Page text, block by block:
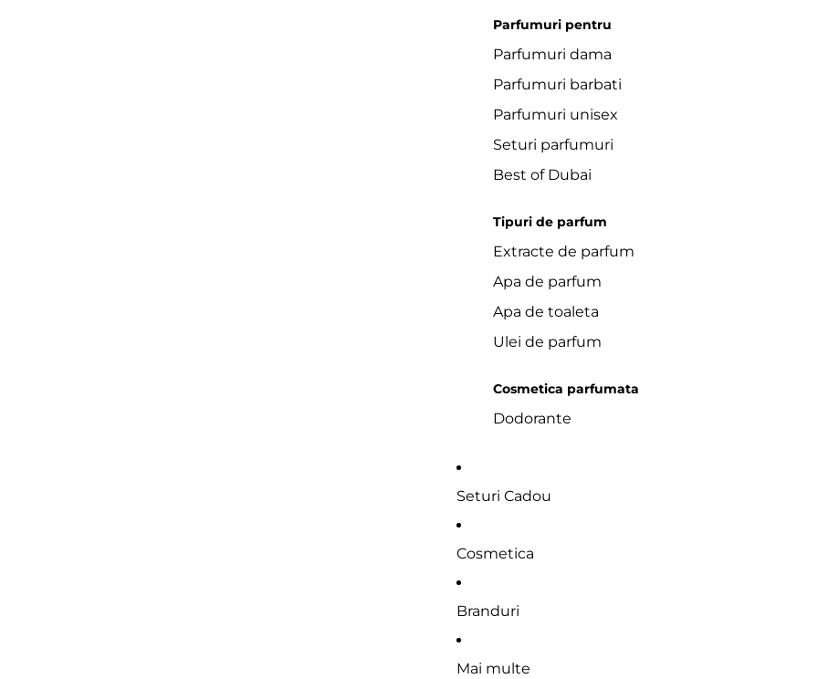
Parfumuri pentru
Parfumuri dama
Parfumuri barbati
Parfumuri unisex
Seturi parfumuri
Best of Dubai
Tipuri de parfum
Extracte de parfum
Apa de parfum
Apa de toaleta
Ulei de parfum
Cosmetica parfumata
Dodorante
Seturi Cadou
Cosmetica
Branduri
Mai multe